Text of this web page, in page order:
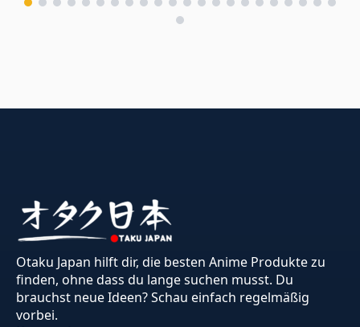
Otaku Japan hilft dir, die besten Anime Produkte zu
finden, ohne dass du lange suchen musst. Du
brauchst neue Ideen? Schau einfach regelmäßig
vorbei.